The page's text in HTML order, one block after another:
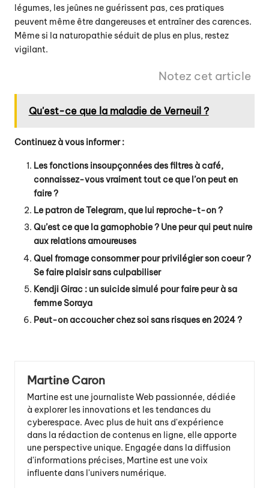
légumes, les jeûnes ne guérissent pas, ces pratiques
peuvent même être dangereuses et entraîner des carences.
Même si la naturopathie séduit de plus en plus, restez
vigilant.
Notez cet article
Qu'est-ce que la maladie de Verneuil ?
Continuez à vous informer :
Les fonctions insoupçonnées des filtres à café,
connaissez-vous vraiment tout ce que l’on peut en
faire ?
Le patron de Telegram, que lui reproche-t-on ?
Qu’est ce que la gamophobie ? Une peur qui peut nuire
aux relations amoureuses
Quel fromage consommer pour privilégier son coeur ?
Se faire plaisir sans culpabiliser
Kendji Girac : un suicide simulé pour faire peur à sa
femme Soraya
Peut-on accoucher chez soi sans risques en 2024 ?
Martine Caron
Martine est une journaliste Web passionnée, dédiée
à explorer les innovations et les tendances du
cyberespace. Avec plus de huit ans d'expérience
dans la rédaction de contenus en ligne, elle apporte
une perspective unique. Engagée dans la diffusion
d'informations précises, Martine est une voix
influente dans l'univers numérique.